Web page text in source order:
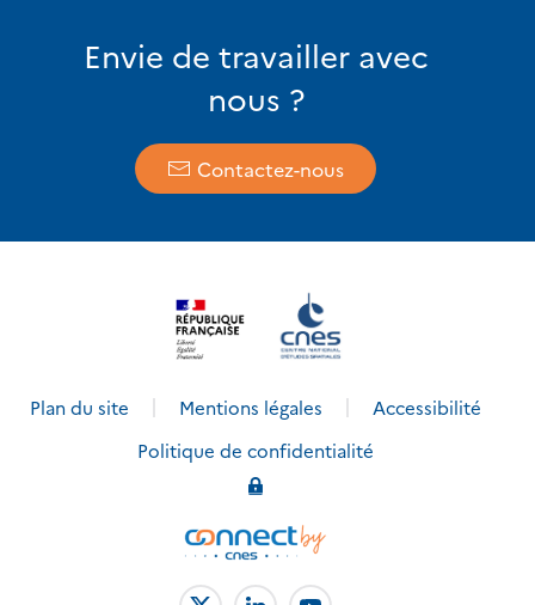
Envie de travailler avec
nous ?
Contactez-nous
Plan du site Mentions légales
Accessibilité
Politique de confidentialité